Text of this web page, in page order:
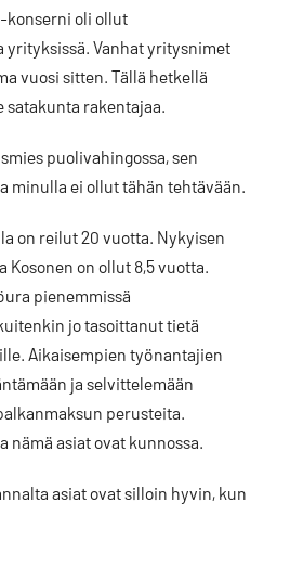
konserni oli ollut
yrityksissä. Vanhat yritysnimet
vuosi sitten. Tällä hetkellä
satakunta rakentajaa.
puolivahingossa, sen
minulla ei ollut tähän tehtävään.
on reilut 20 vuotta. Nykyisen
on ollut 8,5 vuotta.
pienemmissä
jo tasoittanut tietä
Aikaisempien työnantajien
ja selvittelemään
perusteita.
nämä asiat ovat kunnossa.
asiat ovat silloin hyvin, kun